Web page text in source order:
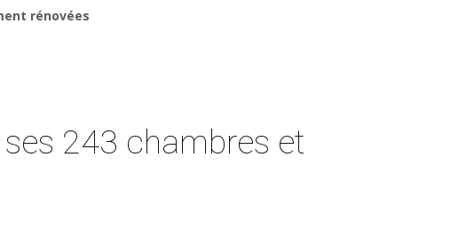
rénovées
243 chambres et